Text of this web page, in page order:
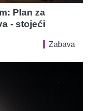
Plan za
- stojeći
Zabava